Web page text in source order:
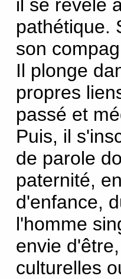
il se révèle
pathétique.
son
Il plonge
propres
passé et
Puis, il
de parole
paternité,
d'enfance,
l'homme
envie
culturelles